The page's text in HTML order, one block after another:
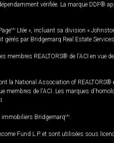
vérifiée. La marque DDF®
MD Ltée », incluant sa division «
par Bridgemarq Real Estate Services
REALTORS® de l'ACI en vue
la National Association of
de l'ACI. Les marques
immobiliers BridgemarqMD
Fund L.P. et sont utilisées sous